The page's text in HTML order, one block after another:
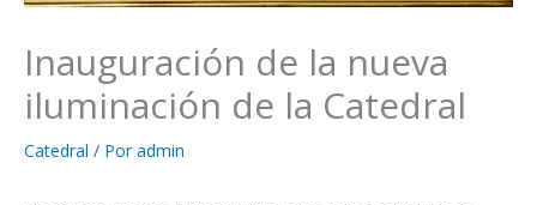
Inauguración de la nueva
iluminación de la Catedral
Catedral / Poradmin